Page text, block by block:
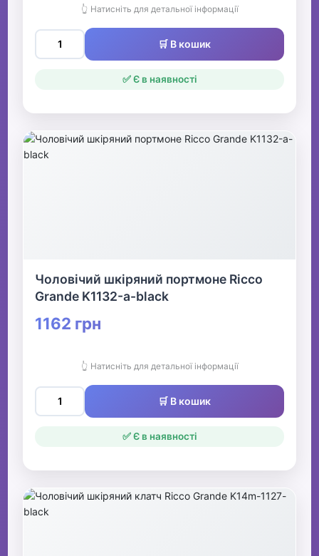
👆 Натисніть для детальної інформації
🛒 В кошик
✅ Є в наявності
Чоловічий шкіряний портмоне Ricco
Grande K1132-а-black
1162 грн
👆 Натисніть для детальної інформації
🛒 В кошик
✅ Є в наявності